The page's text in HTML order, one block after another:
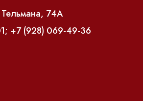
74А
; +7 (928) 069-49-36